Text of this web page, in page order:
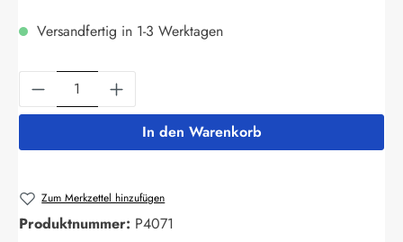
Versandfertig in 1-3 Werktagen
Produkt Anzahl: Gib den gewünschten
In den Warenkorb
Zum Merkzettel hinzufügen
Produktnummer: P4071